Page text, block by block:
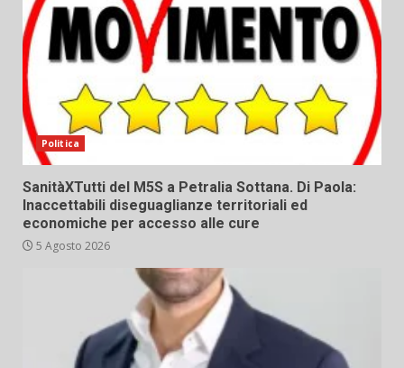
Politica
SanitàXTutti del M5S a Petralia Sottana. Di Paola:
Inaccettabili diseguaglianze territoriali ed
economiche per accesso alle cure
5 Agosto 2026